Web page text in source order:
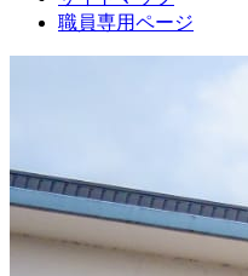
職員専用ページ